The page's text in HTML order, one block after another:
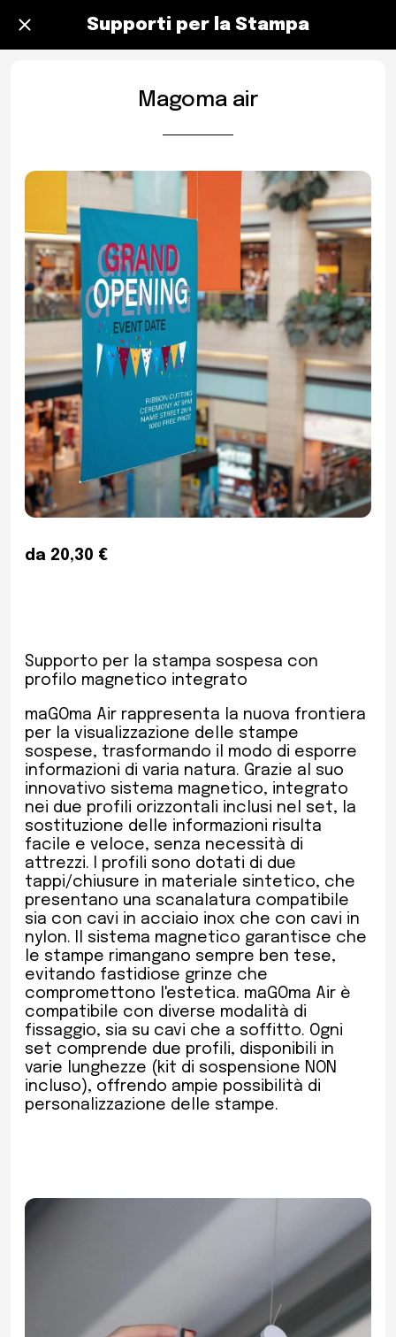
Supporti per la Stampa
Magoma air
da 20,30 €
Supporto per la stampa sospesa con
profilo magnetico integrato
maGOma Air rappresenta la nuova frontiera
per la visualizzazione delle stampe
sospese, trasformando il modo di esporre
informazioni di varia natura. Grazie al suo
innovativo sistema magnetico, integrato
nei due profili orizzontali inclusi nel set, la
sostituzione delle informazioni risulta
facile e veloce, senza necessità di
attrezzi. I profili sono dotati di due
tappi/chiusure in materiale sintetico, che
presentano una scanalatura compatibile
sia con cavi in acciaio inox che con cavi in
nylon. Il sistema magnetico garantisce che
le stampe rimangano sempre ben tese,
evitando fastidiose grinze che
compromettono l'estetica. maGOma Air è
compatibile con diverse modalità di
fissaggio, sia su cavi che a soffitto. Ogni
set comprende due profili, disponibili in
varie lunghezze (kit di sospensione NON
incluso), offrendo ampie possibilità di
personalizzazione delle stampe.